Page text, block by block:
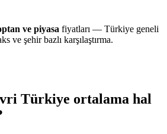
ve piyasa fiyatları — Türkiye geneli
ve şehir bazlı karşılaştırma.
Türkiye ortalama hal